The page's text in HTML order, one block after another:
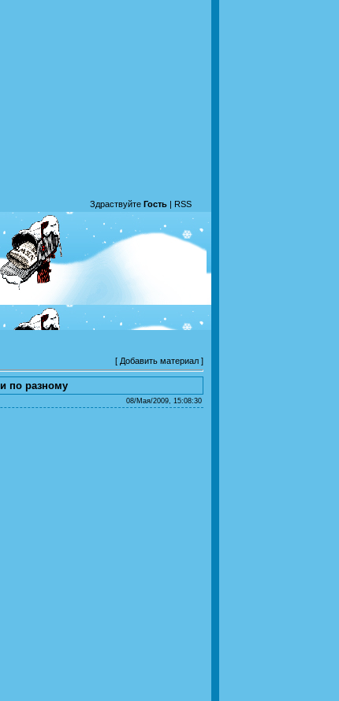
Здраствуйте Гость | RSS
[ Добавить материал ]
по разному
08/Мая/2009, 15:08:30